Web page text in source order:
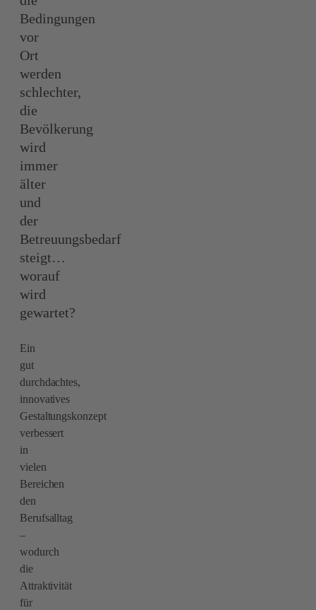
Bedingungen
vor
Ort
werden
schlechter,
die
Bevölkerung
wird
immer
älter
und
der
Betreuungsbedarf
steigt…
worauf
wird
gewartet?
Ein
gut
durchdachtes,
innovatives
Gestaltungskonzept
verbessert
in
vielen
Bereichen
den
Berufsalltag
–
wodurch
die
Attraktivität
für